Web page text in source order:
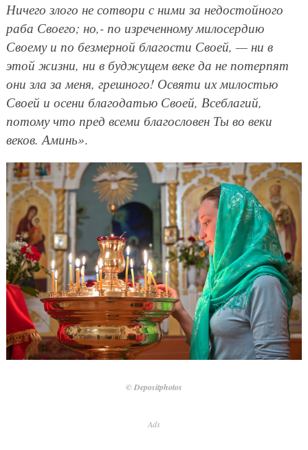
Ничего злого не сотвори с ними за недостойного
раба Своего; но,- по изреченному милосердию
Своему и по безмерной благости Своей, — ни в
этой жизни, ни в буджущем веке да не потерпят
они зла за меня, грешного! Освяти их милостью
Своей и осени благодатью Своей, Всеблагий,
потому что пред всеми благословен Ты во веки
веков. Аминь».
© Depositphotos
Ads